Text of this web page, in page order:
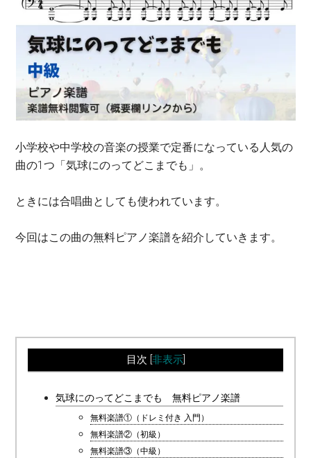
小学校や中学校の音楽の授業で定番になっている人気の
曲の1つ「気球にのってどこまでも」。
ときには合唱曲としても使われています。
今回はこの曲の無料ピアノ楽譜を紹介していきます。
目次 非表示]
気球にのってどこまでも 無料ピアノ楽譜
無料楽譜①（ドレミ付き 入門）
無料楽譜②（初級）
無料楽譜③（中級）